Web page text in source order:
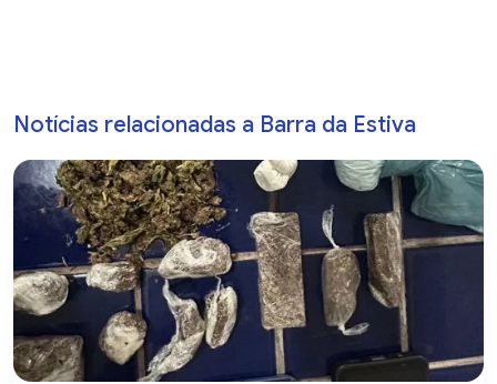
Notícias relacionadas a Barra da Estiva